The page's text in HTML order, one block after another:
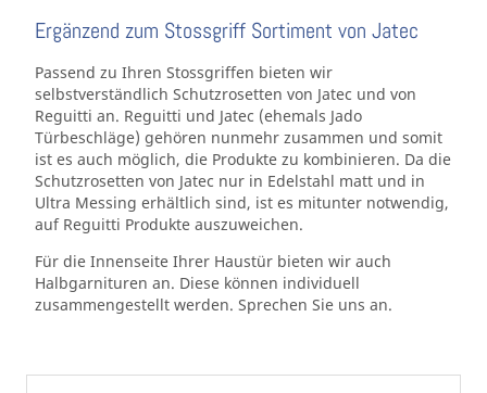
Ergänzend zum Stossgriff Sortiment von Jatec
Passend zu Ihren Stossgriffen bieten wir
selbstverständlich Schutzrosetten von Jatec und von
Reguitti an. Reguitti und Jatec (ehemals Jado
Türbeschläge) gehören nunmehr zusammen und somit
ist es auch möglich, die Produkte zu kombinieren. Da die
Schutzrosetten von Jatec nur in Edelstahl matt und in
Ultra Messing erhältlich sind, ist es mitunter notwendig,
auf Reguitti Produkte auszuweichen.
Für die Innenseite Ihrer Haustür bieten wir auch
Halbgarnituren an. Diese können individuell
zusammengestellt werden. Sprechen Sie uns an.